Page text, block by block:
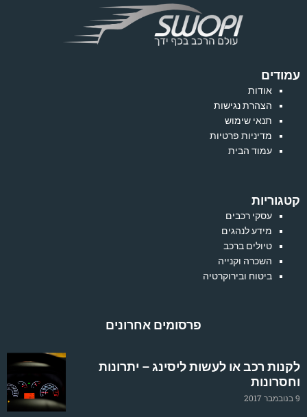
עמודים
אודות
הצהרת נגישות
תנאי שימוש
מדיניות פרטיות
עמוד הבית
קטגוריות
עסקי רכבים
מידע לנהגים
טיולים ברכב
השכרה וקנייה
ביטוח ובירוקרטיה
פרסומים אחרונים
לקנות רכב או לעשות ליסינג – יתרונות
וחסרונות
9 בנובמבר 2017